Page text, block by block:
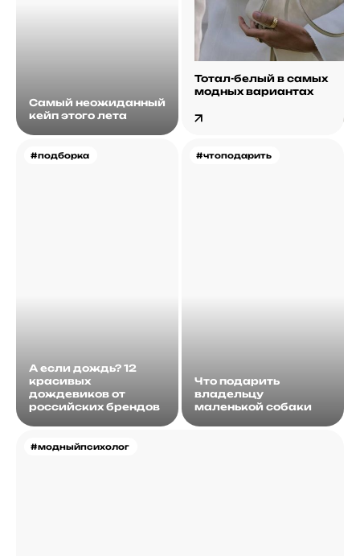
Самый неожиданный
кейп этого лета
Тотал-белый в самых
модных вариантах
#подборка
А если дождь? 12
красивых
дождевиков от
российских брендов
#модныйпсихолог
#чтоподарить
Что подарить
владельцу
маленькой собаки